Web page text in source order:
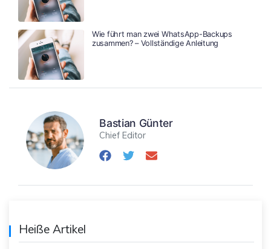
Wie führt man zwei WhatsApp-Backups
zusammen? – Vollständige Anleitung
Bastian Günter
Chief Editor
Heiße Artikel